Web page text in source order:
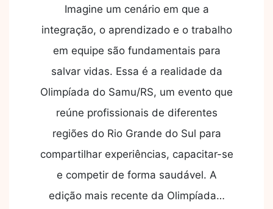
Imagine um cenário em que a
integração, o aprendizado e o trabalho
em equipe são fundamentais para
salvar vidas. Essa é a realidade da
Olimpíada do Samu/RS, um evento que
reúne profissionais de diferentes
regiões do Rio Grande do Sul para
compartilhar experiências, capacitar-se
e competir de forma saudável. A
edição mais recente da Olimpíada…